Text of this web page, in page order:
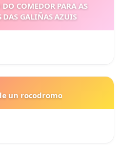
COMEDOR PARA AS
DAS GALIÑAS AZUIS
un rocodromo